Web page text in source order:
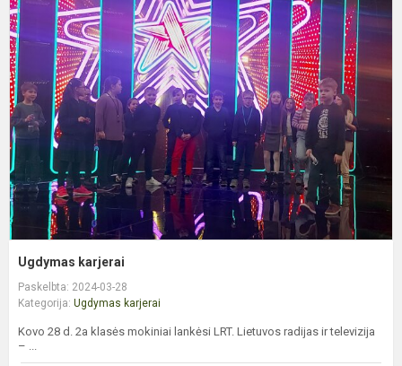
Ugdymas karjerai
Paskelbta: 2024-03-28
Kategorija: Ugdymas karjerai
Kovo 28 d. 2a klasės mokiniai lankėsi LRT. Lietuvos radijas ir televizija
– ...